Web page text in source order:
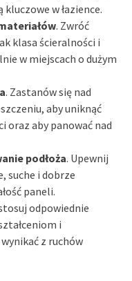
w łazience.
. Zwróć
klasa ścieralności i
w miejscach o dużym
. Zastanów się nad
aby uniknąć
oraz aby panować nad
podłoża. Upewnij
suche i dobrze
paneli.
odpowiednie
i
z ruchów